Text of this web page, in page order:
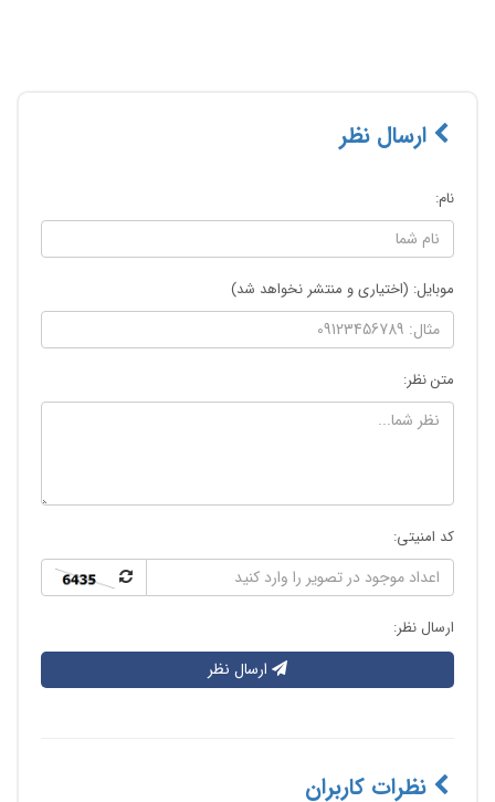
ارسال نظر
نام:
موبایل: (اختیاری و منتشر نخواهد شد)
متن نظر:
کد امنیتی:
ارسال نظر:
ارسال نظر
نظرات کاربران